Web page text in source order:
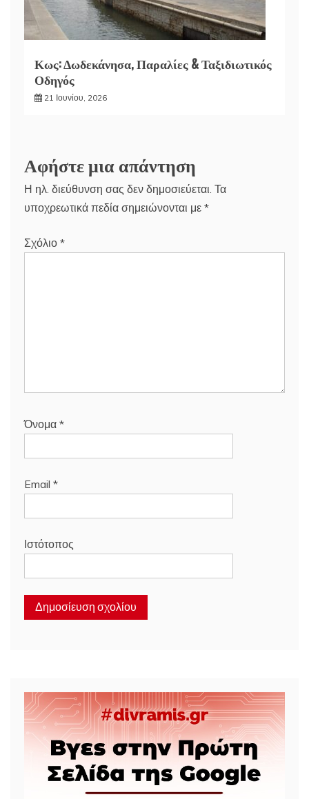
Κως: Δωδεκάνησα, Παραλίες & Ταξιδιωτικός
Οδηγός
21 Ιουνίου, 2026
Αφήστε μια απάντηση
Η ηλ. διεύθυνση σας δεν δημοσιεύεται. Τα
υποχρεωτικά πεδία σημειώνονται με *
Σχόλιο *
Όνομα *
Email *
Ιστότοπος